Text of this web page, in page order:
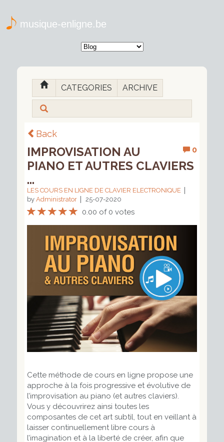
musique-enligne.be
CATEGORIES ARCHIVE
Back
0
IMPROVISATION AU
PIANO ET AUTRES CLAVIERS
...
LES COURS EN LIGNE DE CLAVIER ELECTRONIQUE
by Administrator 25-07-2020
0.00 of 0 votes
Cette méthode de cours en ligne propose une
approche à la fois progressive et évolutive de
l’improvisation au piano (et autres claviers).
Vous y découvrirez ainsi toutes les
composantes de cet art subtil, tout en veillant à
laisser continuellement libre cours à
l’imagination et à la liberté de créer, afin que